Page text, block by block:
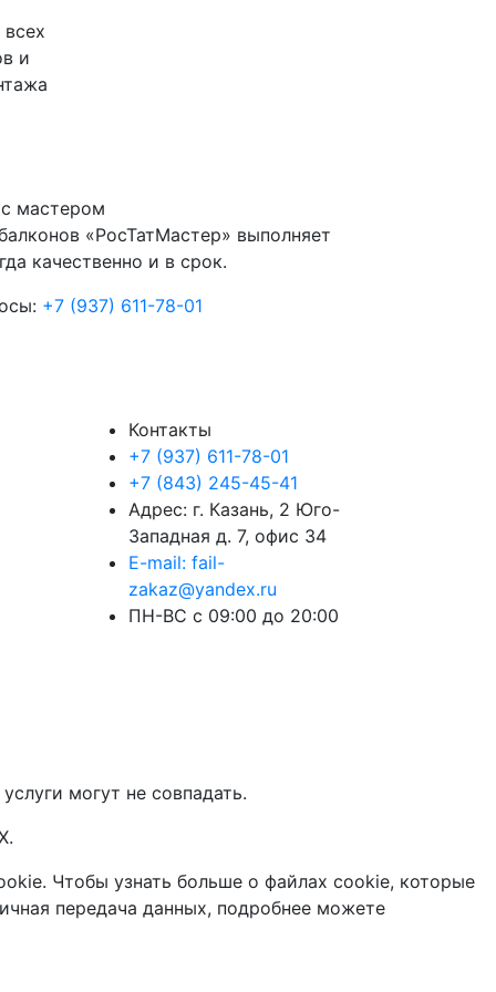
и
с мастером
«РосТатМастер» выполняет
качественно и в срок.
+7 (937) 611-78-01
Контакты
+7 (937) 611-78-01
+7 (843) 245-45-41
Адрес: г. Казань, 2 Юго-
Западная д. 7, офис 34
E-mail: fail-
zakaz@yandex.ru
ПН-ВС с 09:00 до 20:00
могут не совпадать.
Чтобы узнать больше о файлах cookie, которые
передача данных, подробнее можете